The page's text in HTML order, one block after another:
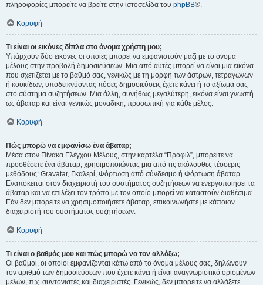
πληροφορίες μπορείτε να βρείτε στην ιστοσελίδα του phpBB®.
Κορυφή
Τι είναι οι εικόνες δίπλα στο όνομα χρήστη μου;
Υπάρχουν δύο εικόνες οι οποίες μπορεί να εμφανιστούν μαζί με το όνομα
μέλους στην προβολή δημοσιεύσεων. Μια από αυτές μπορεί να είναι μια εικόνα
που σχετίζεται με το βαθμό σας, γενικώς με τη μορφή των άστρων, τετραγώνων
ή κουκίδων, υποδεικνύοντας πόσες δημοσιεύσεις έχετε κάνει ή το αξίωμα σας
στο σύστημα συζητήσεων. Μια άλλη, συνήθως μεγαλύτερη, εικόνα είναι γνωστή
ως άβαταρ και είναι γενικώς μοναδική, προσωπική για κάθε μέλος.
Κορυφή
Πώς μπορώ να εμφανίσω ένα άβαταρ;
Μέσα στον Πίνακα Ελέγχου Μέλους, στην καρτέλα “Προφίλ”, μπορείτε να
προσθέσετε ένα άβαταρ, χρησιμοποιώντας μια από τις ακόλουθες τέσσερις
μεθόδους: Gravatar, Γκαλερί, Φόρτωση από σύνδεσμο ή Φόρτωση άβαταρ.
Εναπόκειται στον διαχειριστή του συστήματος συζητήσεων να ενεργοποιήσει τα
άβαταρ και να επιλέξει τον τρόπο με τον οποίο μπορεί να καταστούν διαθέσιμα.
Εάν δεν μπορείτε να χρησιμοποιήσετε άβαταρ, επικοινωνήστε με κάποιον
διαχειριστή του συστήματος συζητήσεων.
Κορυφή
Τι είναι ο βαθμός μου και πώς μπορώ να τον αλλάξω;
Οι βαθμοί, οι οποίοι εμφανίζονται κάτω από το όνομα μέλους σας, δηλώνουν
τον αριθμό των δημοσιεύσεων που έχετε κάνει ή είναι αναγνωριστικό ορισμένων
μελών, π.χ. συντονιστές και διαχειριστές. Γενικώς, δεν μπορείτε να αλλάξετε